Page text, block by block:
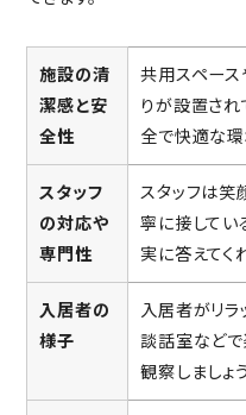
施設の清
潔感と安
全性
共用スペース
りが設置され
全で快適な環
スタッフ
の対応や
専門性
スタッフは笑
寧に接してい
実に答えてく
入居者の
様子
入居者がリラ
談話室などで
観察しましょう